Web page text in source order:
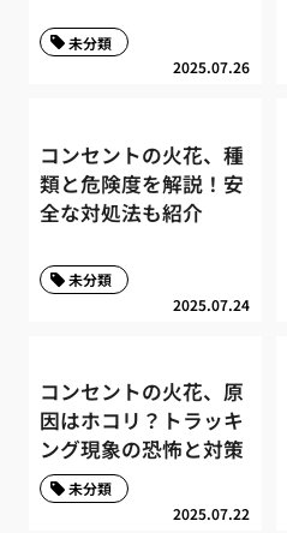
2025.07.26
未分類
コンセントの火花、種
類と危険度を解説！安
全な対処法も紹介
2025.07.24
未分類
コンセントの火花、原
因はホコリ？トラッキ
ング現象の恐怖と対策
2025.07.22
未分類